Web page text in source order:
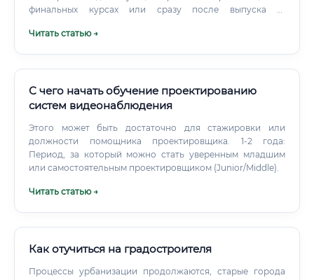
финальных курсах или сразу после выпуска —
объектах с реальными замечаниями от экспертов,
Читать статью →
С чего начать обучение проектированию
систем видеонаблюдения
Этого может быть достаточно для стажировки или
должности помощника проектировщика. 1-2 года:
Период, за который можно стать уверенным младшим
или самостоятельным проектировщиком (Junior/Middle).
Читать статью →
Как отучиться на градостроителя
Процессы урбанизации продолжаются, старые города